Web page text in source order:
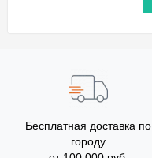
Бесплатная доставка по
городу